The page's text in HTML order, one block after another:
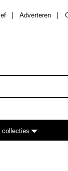
Adverteren
collecties